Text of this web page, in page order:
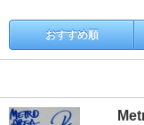
おすすめ順